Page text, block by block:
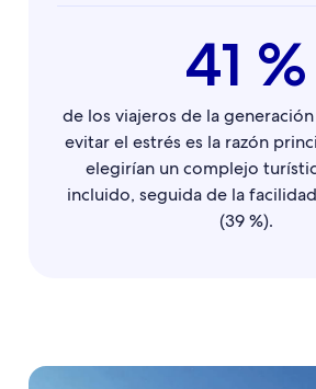
41 %
de los viajeros de la
evitar el estrés es la razón
elegirían un complejo
incluido, seguida de la
(39 %).